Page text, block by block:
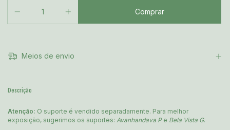
Meios de envio
Descrição
Atenção: O suporte é vendido separadamente. Para melhor
exposição, sugerimos os suportes: Avanhandava Pe Bela Vista G.